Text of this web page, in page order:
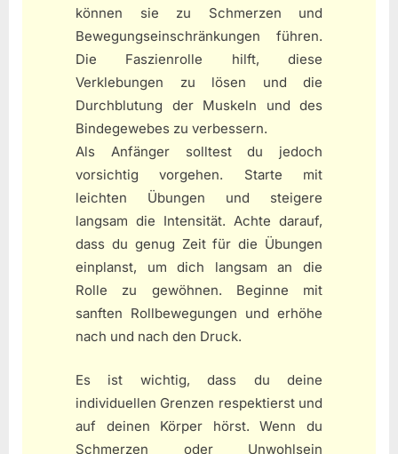
können sie zu Schmerzen und
Bewegungseinschränkungen führen.
Die Faszienrolle hilft, diese
Verklebungen zu lösen und die
Durchblutung der Muskeln und des
Bindegewebes zu verbessern.
Als Anfänger solltest du jedoch
vorsichtig vorgehen. Starte mit
leichten Übungen und steigere
langsam die Intensität. Achte darauf,
dass du genug Zeit für die Übungen
einplanst, um dich langsam an die
Rolle zu gewöhnen. Beginne mit
sanften Rollbewegungen und erhöhe
nach und nach den Druck.
Es ist wichtig, dass du deine
individuellen Grenzen respektierst und
auf deinen Körper hörst. Wenn du
Schmerzen oder Unwohlsein